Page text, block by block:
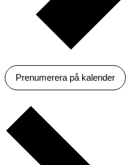
Prenumerera på kalender